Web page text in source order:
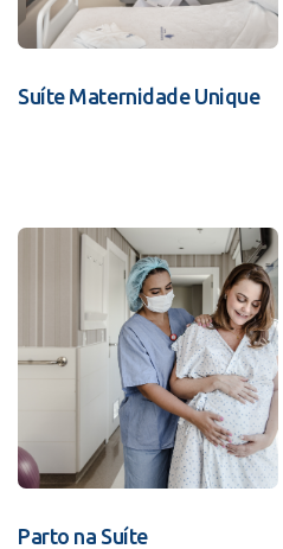
Suíte Maternidade Unique
Parto na Suíte